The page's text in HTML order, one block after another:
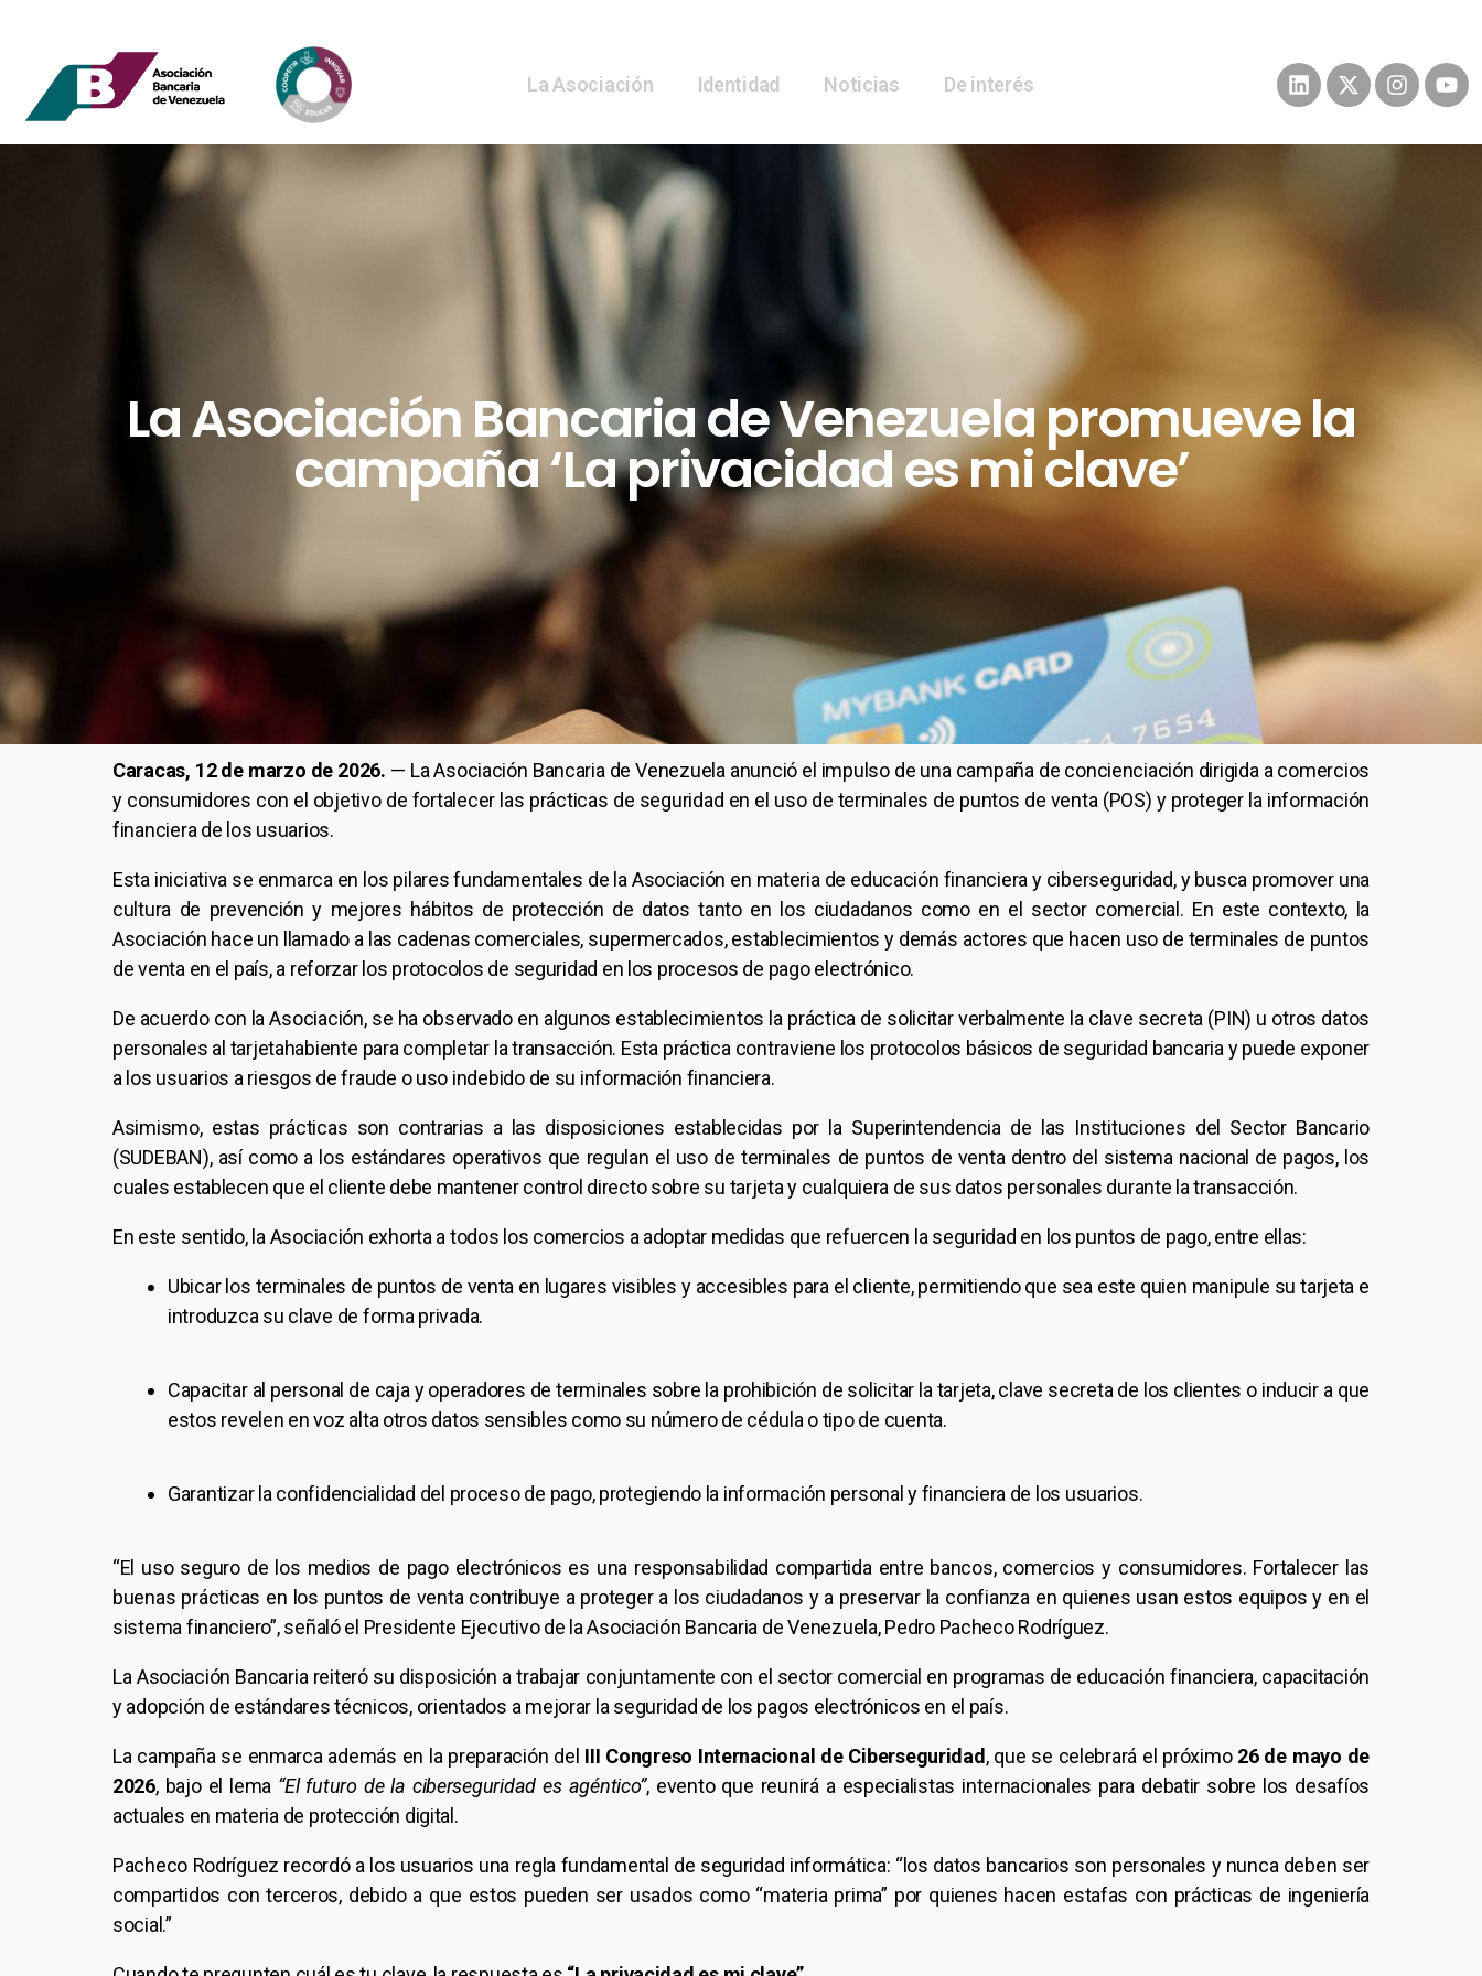
La Asociación Identidad Noticias De interés
La Asociación Bancaria de Venezuela promueve la
campaña ‘La privacidad es mi clave’
Caracas, 12 de marzo de 2026. — La Asociación Bancaria de Venezuela anunció el impulso de una campaña de concienciación dirigida a comercios
y consumidores con el objetivo de fortalecer las prácticas de seguridad en el uso de terminales de puntos de venta (POS) y proteger la información
financiera de los usuarios.
Esta iniciativa se enmarca en los pilares fundamentales de la Asociación en materia de educación financiera y ciberseguridad, y busca promover una
cultura de prevención y mejores hábitos de protección de datos tanto en los ciudadanos como en el sector comercial. En este contexto, la
Asociación hace un llamado a las cadenas comerciales, supermercados, establecimientos y demás actores que hacen uso de terminales de puntos
de venta en el país, a reforzar los protocolos de seguridad en los procesos de pago electrónico.
De acuerdo con la Asociación, se ha observado en algunos establecimientos la práctica de solicitar verbalmente la clave secreta (PIN) u otros datos
personales al tarjetahabiente para completar la transacción. Esta práctica contraviene los protocolos básicos de seguridad bancaria y puede exponer
a los usuarios a riesgos de fraude o uso indebido de su información financiera.
Asimismo, estas prácticas son contrarias a las disposiciones establecidas por la Superintendencia de las Instituciones del Sector Bancario
(SUDEBAN), así como a los estándares operativos que regulan el uso de terminales de puntos de venta dentro del sistema nacional de pagos, los
cuales establecen que el cliente debe mantener control directo sobre su tarjeta y cualquiera de sus datos personales durante la transacción.
En este sentido, la Asociación exhorta a todos los comercios a adoptar medidas que refuercen la seguridad en los puntos de pago, entre ellas:
Ubicar los terminales de puntos de venta en lugares visibles y accesibles para el cliente, permitiendo que sea este quien manipule su tarjeta e
introduzca su clave de forma privada.
Capacitar al personal de caja y operadores de terminales sobre la prohibición de solicitar la tarjeta, clave secreta de los clientes o inducir a que
estos revelen en voz alta otros datos sensibles como su número de cédula o tipo de cuenta.
Garantizar la confidencialidad del proceso de pago, protegiendo la información personal y financiera de los usuarios.
“El uso seguro de los medios de pago electrónicos es una responsabilidad compartida entre bancos, comercios y consumidores. Fortalecer las
buenas prácticas en los puntos de venta contribuye a proteger a los ciudadanos y a preservar la confianza en quienes usan estos equipos y en el
sistema financiero”, señaló el Presidente Ejecutivo de la Asociación Bancaria de Venezuela, Pedro Pacheco Rodríguez.
La Asociación Bancaria reiteró su disposición a trabajar conjuntamente con el sector comercial en programas de educación financiera, capacitación
y adopción de estándares técnicos, orientados a mejorar la seguridad de los pagos electrónicos en el país.
La campaña se enmarca además en la preparación del III Congreso Internacional de Ciberseguridad, que se celebrará el próximo 26 de mayo de
2026, bajo el lema “El futuro de la ciberseguridad es agéntico”, evento que reunirá a especialistas internacionales para debatir sobre los desafíos
actuales en materia de protección digital.
Pacheco Rodríguez recordó a los usuarios una regla fundamental de seguridad informática: “los datos bancarios son personales y nunca deben ser
compartidos con terceros, debido a que estos pueden ser usados como “materia prima” por quienes hacen estafas con prácticas de ingeniería
social.”